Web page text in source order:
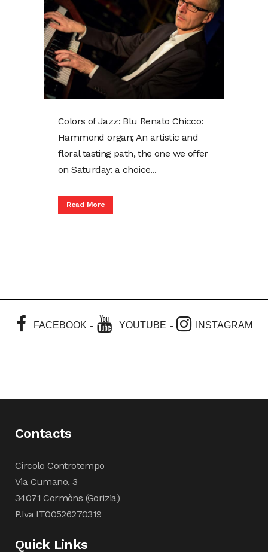
Colors of Jazz: Blu Renato Chicco:
Hammond organ; An artistic and
floral tasting path, the one we offer
on Saturday: a choice...
Read More
FACEBOOK- YOUTUBE - INSTAGRAM
Contacts
Circolo Controtempo
Via Cumano, 3
34071 Cormòns (Gorizia)
P.Iva IT00526270319
Quick Links